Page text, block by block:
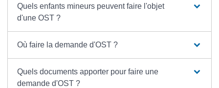
Quels enfants mineurs peuvent faire l'objet
d'une OST ?
Où faire la demande d'OST ?
Quels documents apporter pour faire une
demande d'OST ?